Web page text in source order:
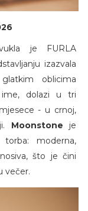
je FURLA
izazvala
oblicima
dolazi u tri
- u crnoj,
Moonstone je
torba: moderna,
što je čini
večer.